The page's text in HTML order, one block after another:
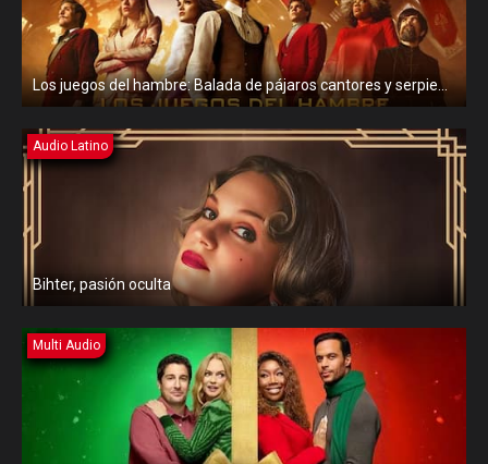
Los juegos del hambre: Balada de pájaros cantores y serpientes
Audio Latino
Bihter, pasión oculta
Multi Audio